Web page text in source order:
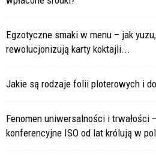
Egzotyczne smaki w menu – jak
rewolucjonizują karty koktajli...
Jakie są rodzaje folii ploterowych i do
Fenomen uniwersalności i trwałości
konferencyjne ISO od lat królują w